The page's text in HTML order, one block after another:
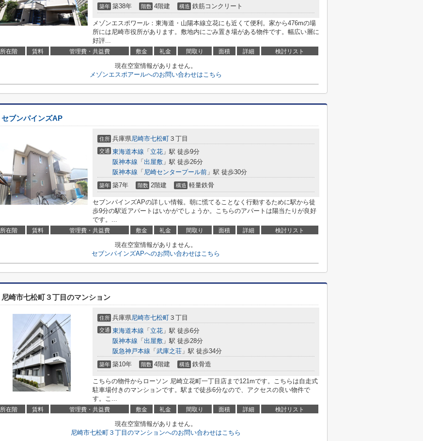
築年 築38年 階数 4階建 構造 鉄筋コンクリート
メゾンエスポワール：東海道・山陽本線立花にも近くて便利。家から476mの場
所には尼崎市役所があります。敷地内にごみ置き場がある物件です。幅広い層に
好評...
所在階 賃料 管理費・共益費 敷金 礼金 間取り 面積 詳細 検討リスト
現在空室情報がありません。
メゾンエスポアールへのお問い合わせはこちら
セブンパインズAP
住所 兵庫県尼崎市七松町 ３丁目
交通 東海道本線 「 立花 」駅 徒歩9分
阪神本線 「 出屋敷 」駅 徒歩26分
阪神本線 「 尼崎センタープール前 」駅 徒歩30分
築年 築7年 階数 2階建 構造 軽量鉄骨
セブンパインズAPの詳しい情報。朝に慌てることなく行動するために駅から徒
歩9分の駅近アパートはいかがでしょうか。こちらのアパートは陽当たりが良好
です。...
所在階 賃料 管理費・共益費 敷金 礼金 間取り 面積 詳細 検討リスト
現在空室情報がありません。
セブンパインズAPへのお問い合わせはこちら
尼崎市七松町３丁目のマンション
住所 兵庫県尼崎市七松町 ３丁目
交通 東海道本線 「 立花 」駅 徒歩6分
阪神本線 「 出屋敷 」駅 徒歩28分
阪急神戸本線 「 武庫之荘 」駅 徒歩34分
築年 築10年 階数 4階建 構造 鉄骨造
こちらの物件からローソン 尼崎立花町一丁目店まで121mです。こちらは自走式
駐車場付きのマンションです。駅まで徒歩6分なので、アクセスの良い物件で
す。こ...
所在階 賃料 管理費・共益費 敷金 礼金 間取り 面積 詳細 検討リスト
現在空室情報がありません。
尼崎市七松町３丁目のマンションへのお問い合わせはこちら